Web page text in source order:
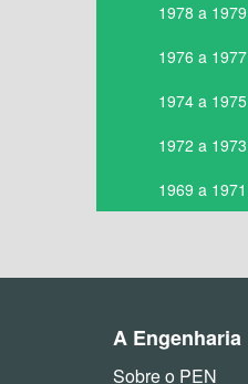
1978 a 1979
1976 a 1977
1974 a 1975
1972 a 1973
1969 a 1971
A Engenharia
Sobre o PEN